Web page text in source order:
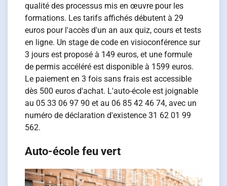
qualité des processus mis en œuvre pour les
formations. Les tarifs affichés débutent à 29
euros pour l'accès d'un an aux quiz, cours et tests
en ligne. Un stage de code en visioconférence sur
3 jours est proposé à 149 euros, et une formule
de permis accéléré est disponible à 1599 euros.
Le paiement en 3 fois sans frais est accessible
dès 500 euros d'achat. L'auto-école est joignable
au 05 33 06 97 90 et au 06 85 42 46 74, avec un
numéro de déclaration d'existence 31 62 01 99
562.
Auto-école feu vert